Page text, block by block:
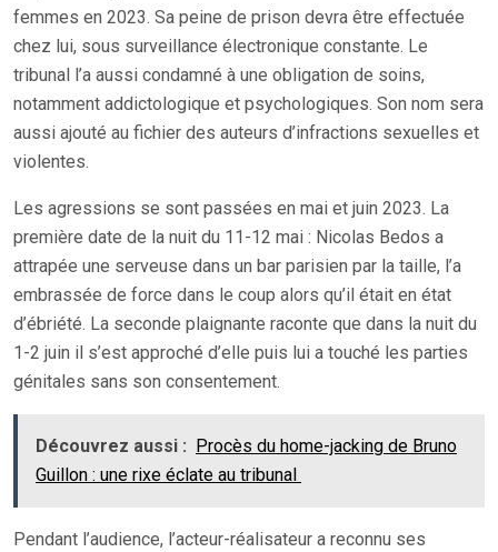
femmes en 2023. Sa peine de prison devra être effectuée
chez lui, sous surveillance électronique constante. Le
tribunal l’a aussi condamné à une obligation de soins,
notamment addictologique et psychologiques. Son nom sera
aussi ajouté au fichier des auteurs d’infractions sexuelles et
violentes.
Les agressions se sont passées en mai et juin 2023. La
première date de la nuit du 11-12 mai : Nicolas Bedos a
attrapée une serveuse dans un bar parisien par la taille, l’a
embrassée de force dans le coup alors qu’il était en état
d’ébriété. La seconde plaignante raconte que dans la nuit du
1-2 juin il s’est approché d’elle puis lui a touché les parties
génitales sans son consentement.
Découvrez aussi : Procès du home-jacking de Bruno
Guillon : une rixe éclate au tribunal
Pendant l’audience, l’acteur-réalisateur a reconnu ses